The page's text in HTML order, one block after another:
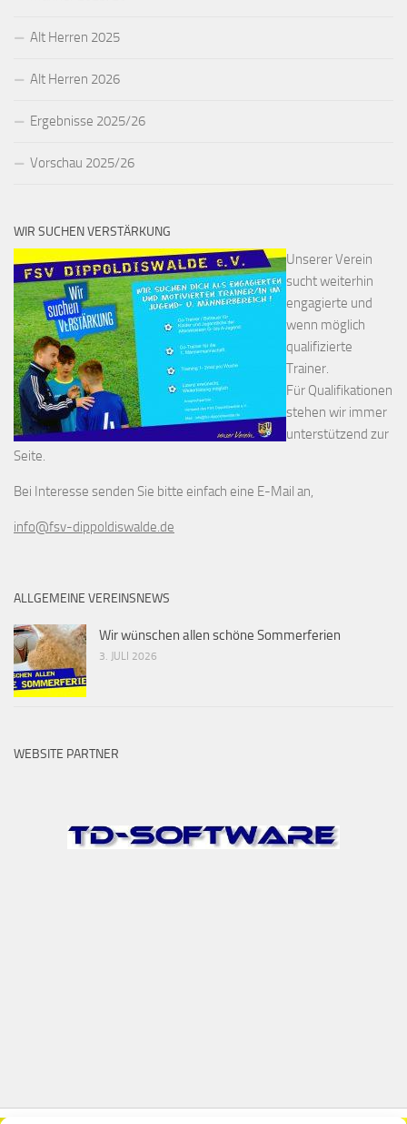
Alt Herren 2025
Alt Herren 2026
Ergebnisse 2025/26
Vorschau 2025/26
WIR SUCHEN VERSTÄRKUNG
Unserer Verein
sucht weiterhin
engagierte und
wenn möglich
qualifizierte
Trainer.
Für Qualifikationen
stehen wir immer
unterstützend zur
Seite.
Bei Interesse senden Sie bitte einfach eine E-Mail an,
info@fsv-dippoldiswalde.de
ALLGEMEINE VEREINSNEWS
Wir wünschen allen schöne Sommerferien
3. JULI 2026
WEBSITE PARTNER